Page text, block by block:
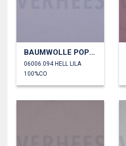
BAUMWOLLE POPELINE
06006.094 HELL LILA
100%CO